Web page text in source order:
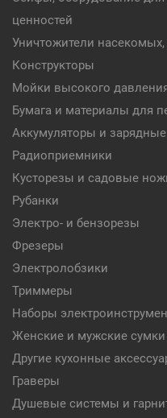
ценностей
Уничтожители
Конструкторы
Мойки высокого
Бумага и материалы для
Аккумуляторы и
Радиоприемники
Кусторезы и садовые
Рубанки
Электро- и бензорезы
Фрезеры
Электролобзики
Триммеры
Наборы
Женские и мужские сумки
Другие кухонные
Граверы
Душевые системы и